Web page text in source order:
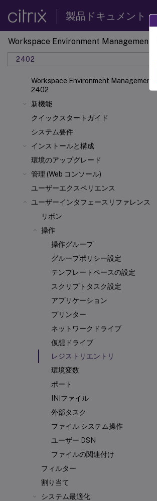
製品ドキュメント
Workspace Environment Management
2402
Workspace Environment Management
2402
新機能
クイックスタートガイド
システム要件
インストールと構成
環境のアップグレード
管理 (Web コンソール)
ユーザーエクスペリエンス
ユーザーインタフェースリファレンス
リボン
操作
操作グループ
グループポリシー設定
テンプレートベースの設定
スクリプトタスク設定
アプリケーション
プリンター
ネットワークドライブ
仮想ドライブ
レジストリエントリ
環境変数
ポート
INIファイル
外部タスク
ファイル システム操作
ユーザー DSN
ファイルの関連付け
フィルター
割り当て
システム最適化